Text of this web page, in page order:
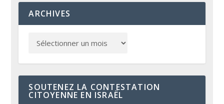
ARCHIVES
SOUTENEZ LA CONTESTATION
CITOYENNE EN ISRAËL